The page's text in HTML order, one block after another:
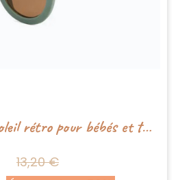
Lunettes de soleil rétro pour bébés et tout-petits - Sauje - Boho+Babe
13,20 €